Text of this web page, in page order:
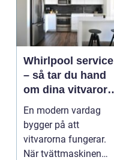
Whirlpool service
– så tar du hand
om dina vitvaror
på rätt sätt
En modern vardag
bygger på att
vitvarorna fungerar.
När tvättmaskinen